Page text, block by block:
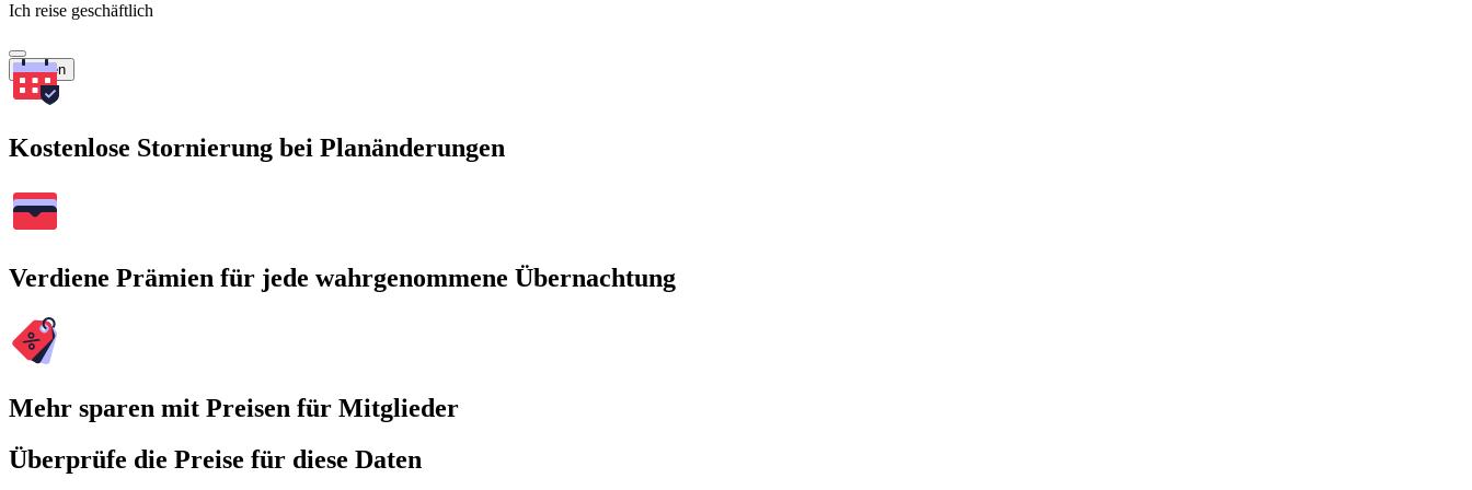
Ich reise geschäftlich
Suchen
Kostenlose Stornierung bei Planänderungen
Verdiene Prämien für jede wahrgenommene Übernachtung
Mehr sparen mit Preisen für Mitglieder
Überprüfe die Preise für diese Daten